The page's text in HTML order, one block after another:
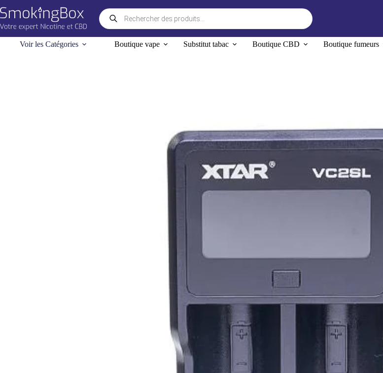
au
Recherche
de
produits
Voir les Catégories
Boutique vape Substitut tabac Boutique CBD Boutique fumeurs